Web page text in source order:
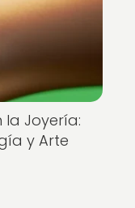
la Joyería:
y Arte